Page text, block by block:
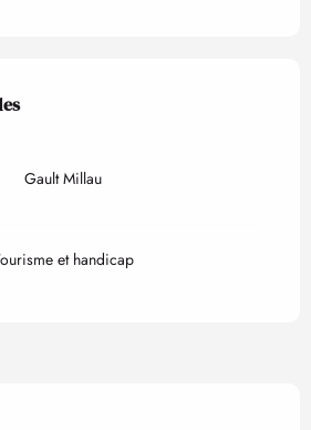
Gault Millau
et handicap